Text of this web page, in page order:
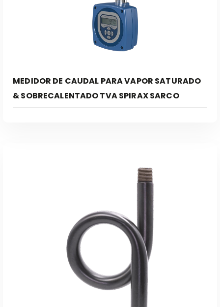
MEDIDOR DE CAUDAL PARA VAPOR SATURADO
& SOBRECALENTADO TVA SPIRAX SARCO